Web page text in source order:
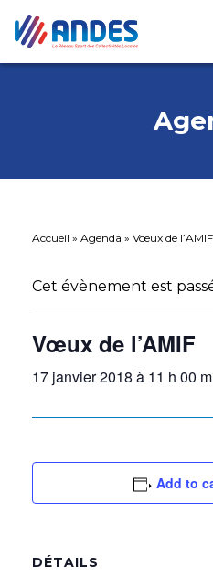
Accueil » Agenda » Vœux de l’AMIF
Cet évènement est
Vœux de l’AMIF
17 janvier 2018 à 11 h 00
Add to
DÉTAILS